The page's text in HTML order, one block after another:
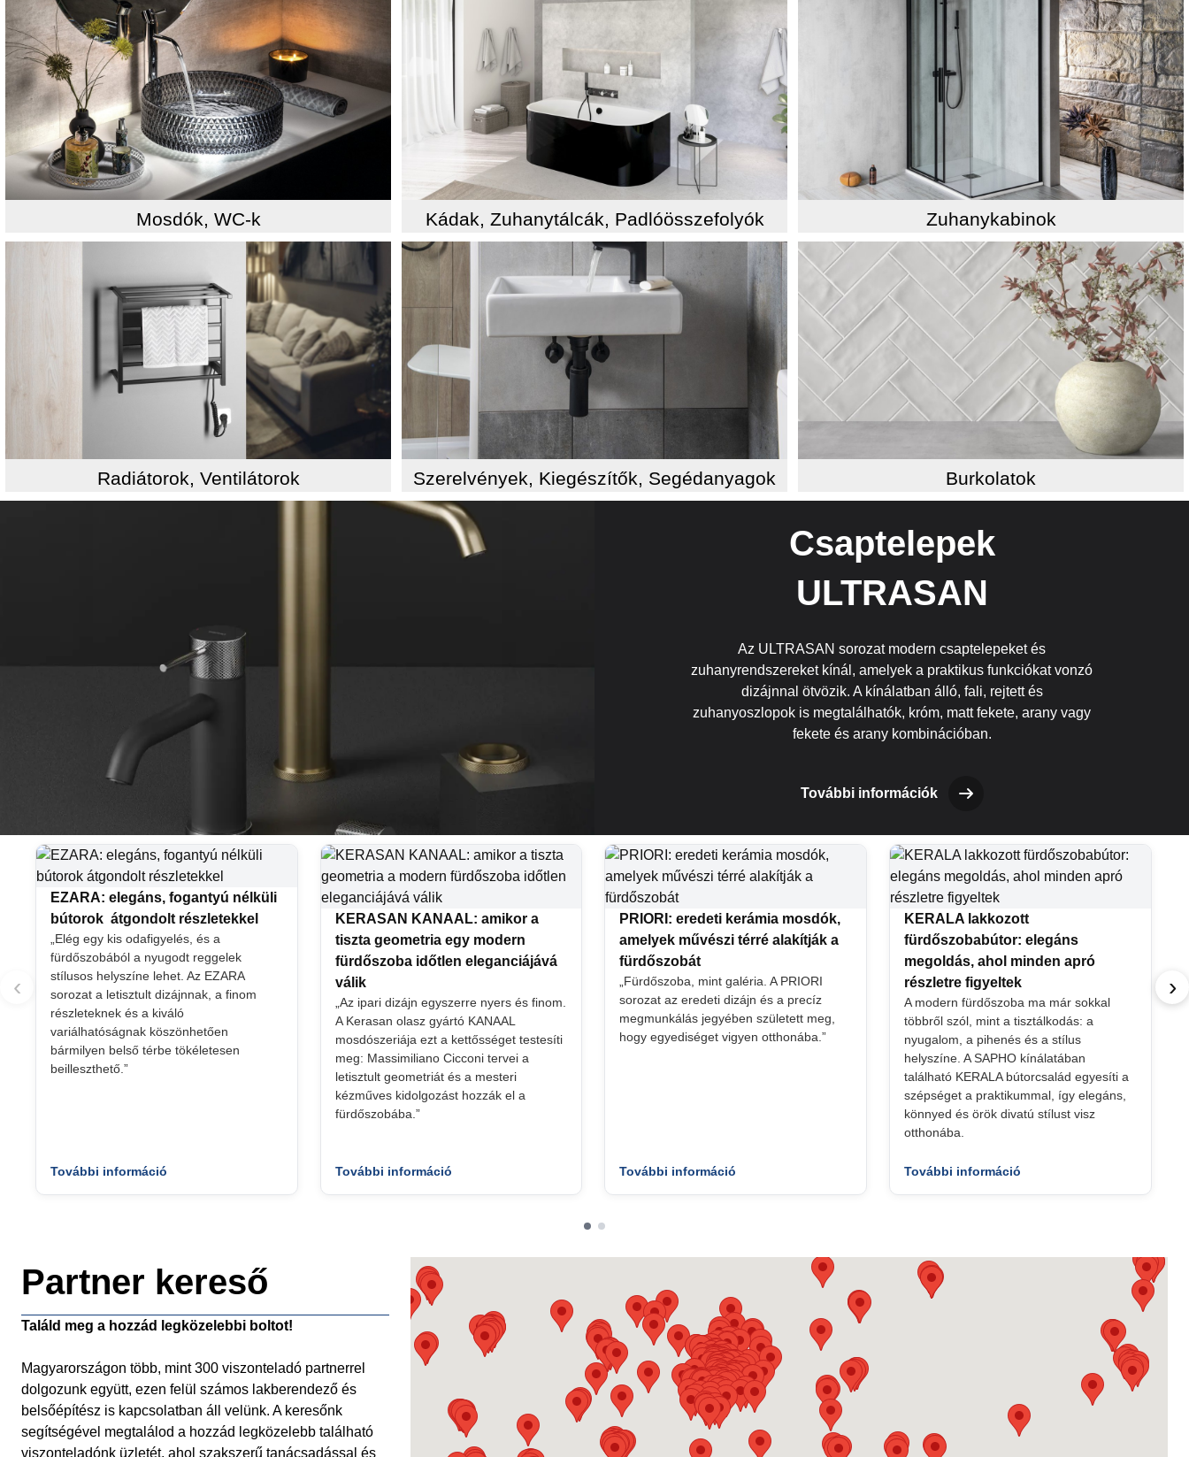
Mosdók, WC-k Kádak, Zuhanytálcák, Padlóösszefolyók Zuhanykabinok
Radiátorok, Ventilátorok Szerelvények, Kiegészítők, Segédanyagok Burkolatok
Csaptelepek
ULTRASAN
Az ULTRASAN sorozat modern csaptelepeket és
zuhanyrendszereket kínál, amelyek a praktikus funkciókat vonzó
dizájnnal ötvözik. A kínálatban álló, fali, rejtett és
zuhanyoszlopok is megtalálhatók, króm, matt fekete, arany vagy
fekete és arany kombinációban.
További információk
EZARA: elegáns, fogantyú nélküli
bútorok átgondolt részletekkel
„Elég egy kis odafigyelés, és a
fürdőszobából a nyugodt reggelek
stílusos helyszíne lehet. Az EZARA
sorozat a letisztult dizájnnak, a finom
részleteknek és a kiváló
variálhatóságnak köszönhetően
bármilyen belső térbe tökéletesen
beilleszthető.”
További információ
KERASAN KANAAL: amikor a
tiszta geometria egy modern
fürdőszoba időtlen eleganciájává
válik
„Az ipari dizájn egyszerre nyers és finom.
A Kerasan olasz gyártó KANAAL
mosdószeriája ezt a kettősséget testesíti
meg: Massimiliano Cicconi tervei a
letisztult geometriát és a mesteri
kézműves kidolgozást hozzák el a
fürdőszobába.”
További információ
PRIORI: eredeti kerámia mosdók,
amelyek művészi térré alakítják a
fürdőszobát
„Fürdőszoba, mint galéria. A PRIORI
sorozat az eredeti dizájn és a precíz
megmunkálás jegyében született meg,
hogy egyediséget vigyen otthonába.”
További információ
KERALA lakkozott
fürdőszobabútor: elegáns
megoldás, ahol minden apró
részletre figyeltek
A modern fürdőszoba ma már sokkal
többről szól, mint a tisztálkodás: a
nyugalom, a pihenés és a stílus
helyszíne. A SAPHO kínálatában
található KERALA bútorcsalád egyesíti a
szépséget a praktikummal, így elegáns,
könnyed és örök divatú stílust visz
otthonába.
További információ
‹ ›
Partner kereső
Találd meg a hozzád legközelebbi boltot!
Magyarországon több, mint 300 viszonteladó partnerrel
dolgozunk együtt, ezen felül számos lakberendező és
belsőépítész is kapcsolatban áll velünk. A keresőnk
segítségével megtalálod a hozzád legközelebb található
viszonteladónk üzletét, ahol szakszerű tanácsadással és